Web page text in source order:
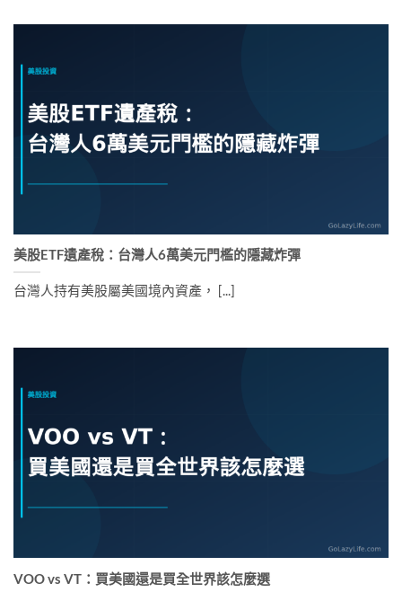
美股ETF遺產稅：台灣人6萬美元門檻的隱藏炸彈
台灣人持有美股屬美國境內資產， [...]
VOO vs VT：買美國還是買全世界該怎麼選